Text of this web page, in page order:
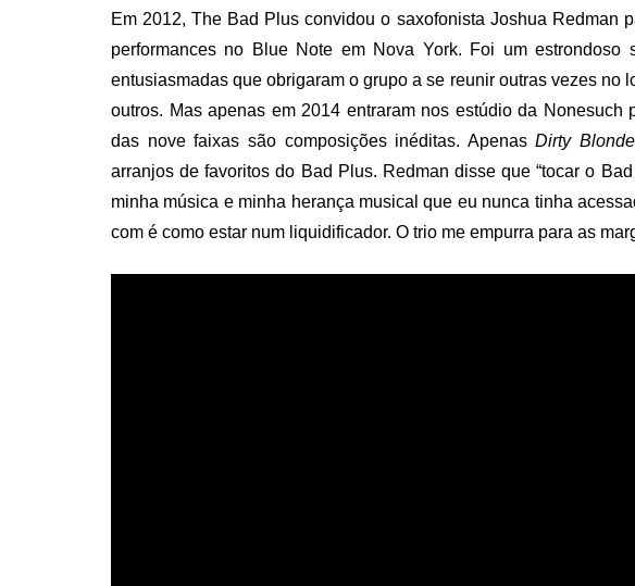
Em 2012, The Bad Plus convidou o saxofonista Joshua Redman
performances no Blue Note em Nova York. Foi um
entusiasmadas que obrigaram o grupo a se reunir outras vezes no
outros. Mas apenas em 2014 entraram nos estúdio da Nonesuch
das nove faixas são composições inéditas. ApenasDirty Blonde
arranjos de favoritos do Bad Plus. Redman disse que “tocar o
minha música e minha herança musical que eu nunca tinha
com é como estar num liquidificador. O trio me empurra para as